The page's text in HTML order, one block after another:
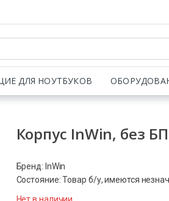
ДЛЯ НОУТБУКОВ
Корпус InWin, без
Бренд: InWin
Состояние: Товар б/у, имеются